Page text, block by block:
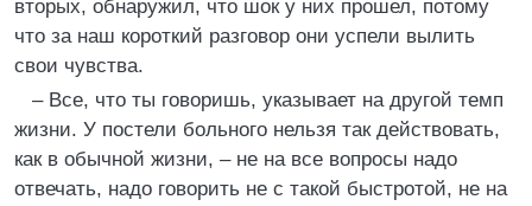
вторых, обнаружил, что шок у них прошел, потому
что за наш короткий разговор они успели вылить
свои чувства.
– Все, что ты говоришь, указывает на другой темп
жизни. У постели больного нельзя так действовать,
как в обычной жизни, – не на все вопросы надо
отвечать, надо говорить не с такой быстротой, не на